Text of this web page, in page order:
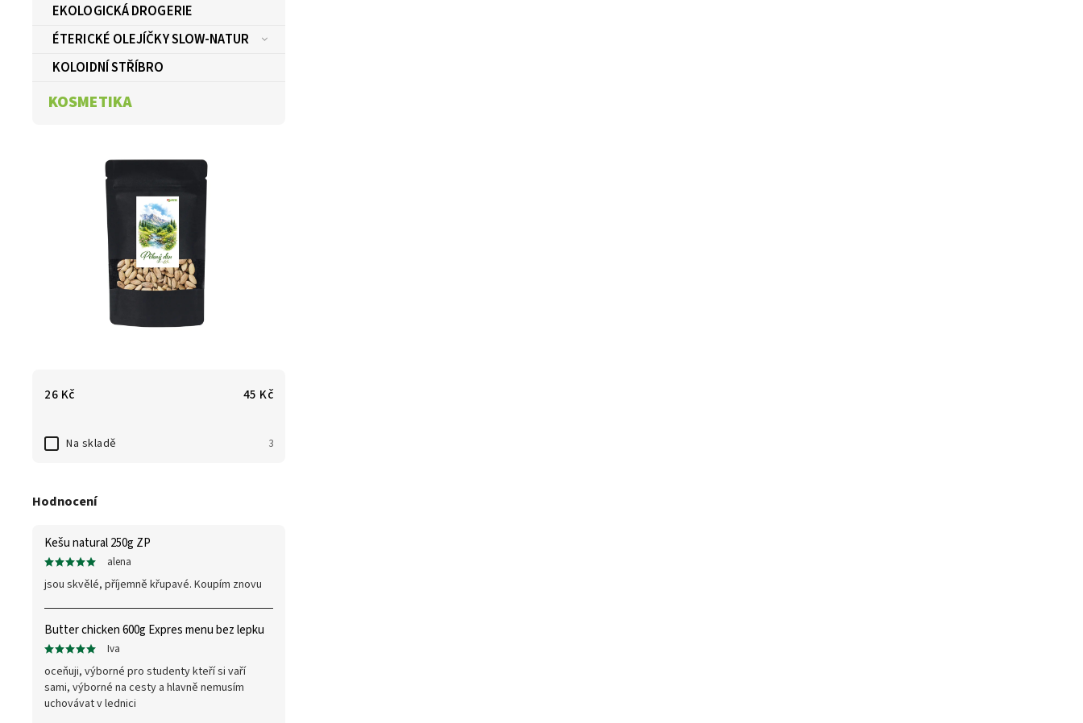
EKOLOGICKÁ DROGERIE
ÉTERICKÉ OLEJÍČKY SLOW-NATUR
KOLOIDNÍ STŘÍBRO
KOSMETIKA
26 Kč 45 Kč
Na skladě 3
Hodnocení
Kešu natural 250g ZP
alena
jsou skvělé, příjemně křupavé. Koupím znovu
Butter chicken 600g Expres menu bez lepku
Iva
oceňuji, výborné pro studenty kteří si vaří
sami, výborné na cesty a hlavně nemusím
uchovávat v lednici